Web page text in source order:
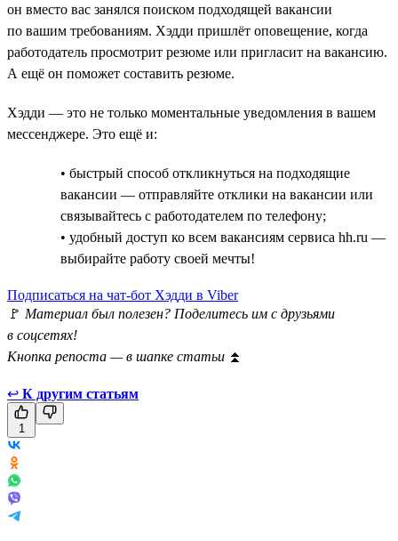
он вместо вас занялся поиском подходящей вакансии
по вашим требованиям. Хэдди пришлёт оповещение, когда
работодатель просмотрит резюме или пригласит на вакансию.
А ещё он поможет составить резюме.
Хэдди — это не только моментальные уведомления в вашем
мессенджере. Это ещё и:
• быстрый способ откликнуться на подходящие
вакансии — отправляйте отклики на вакансии или
связывайтесь с работодателем по телефону;
• удобный доступ ко всем вакансиям сервиса hh.ru —
выбирайте работу своей мечты!
Подписаться на чат-бот Хэдди в Viber
🚩 Материал был полезен? Поделитесь им с друзьями
в соцсетях!
Кнопка репоста — в шапке статьи ⏫
↩ К другим статьям
1